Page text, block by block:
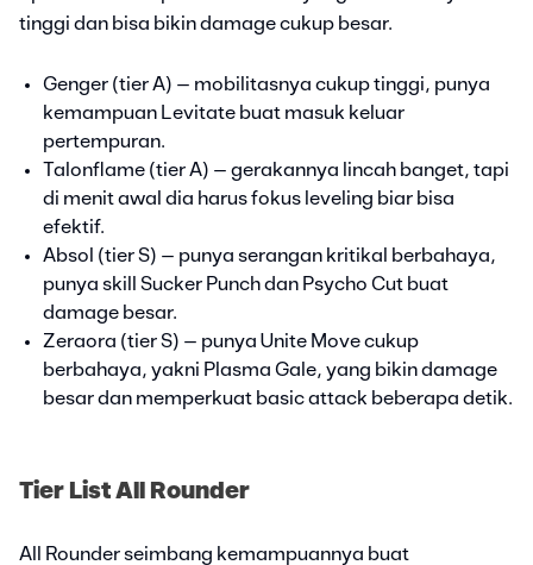
tinggi dan bisa bikin damage cukup besar.
Genger (tier A) – mobilitasnya cukup tinggi, punya
kemampuan Levitate buat masuk keluar
pertempuran.
Talonflame (tier A) – gerakannya lincah banget, tapi
di menit awal dia harus fokus leveling biar bisa
efektif.
Absol (tier S) – punya serangan kritikal berbahaya,
punya skill Sucker Punch dan Psycho Cut buat
damage besar.
Zeraora (tier S) – punya Unite Move cukup
berbahaya, yakni Plasma Gale, yang bikin damage
besar dan memperkuat basic attack beberapa detik.
Tier List All Rounder
All Rounder seimbang kemampuannya buat